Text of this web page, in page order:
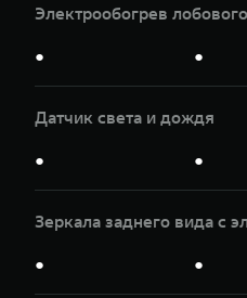
Электрообогрев
● ●
Датчик света и дождя
● ●
Зеркала заднего вида с
● ●